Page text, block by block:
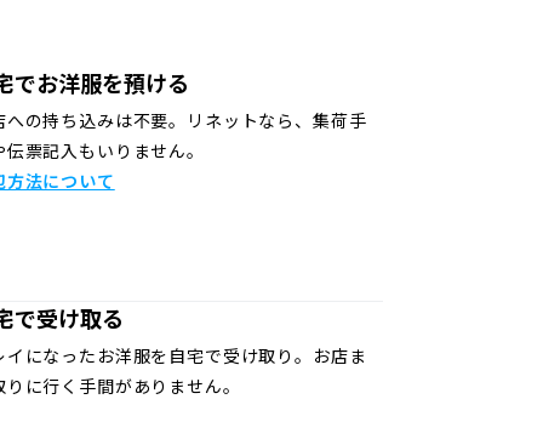
でお洋服を預ける
への持ち込みは不要。リネットなら、集荷手
伝票記入もいりません。
方法について
で受け取る
イになったお洋服を自宅で受け取り。お店ま
りに行く手間がありません。